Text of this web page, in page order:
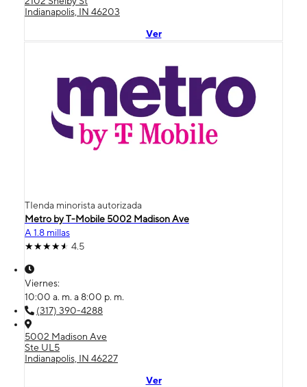
Indianapolis, IN 46203
Ver
TIenda minorista autorizada
Metro by T-Mobile 5002 Madison Ave
A 1.8 millas
4.5
Viernes:
10:00 a. m. a 8:00 p. m.
(317) 390-4288
5002 Madison Ave
Ste UL5
Indianapolis, IN 46227
Ver